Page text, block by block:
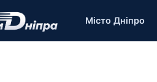
Місто Дніпро